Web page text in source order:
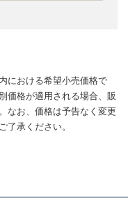
における希望小売価格で
価格が適用される場合、販
なお、価格は予告なく変更
承ください。